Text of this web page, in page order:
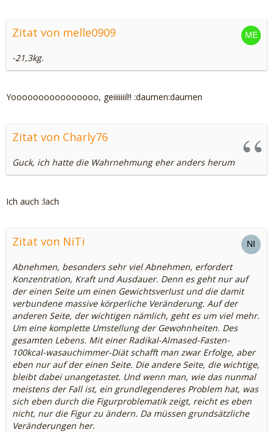
Zitat von melle0909
-21,3kg.
Yoooooooooooooooo, geiiiiiiil!! :daumen:daumen
Zitat von Charly76
Guck, ich hatte die Wahrnehmung eher anders herum
Ich auch :lach
Zitat von NiTi
Abnehmen, besonders sehr viel Abnehmen, erfordert
Konzentration, Kraft und Ausdauer. Denn es geht nur auf
der einen Seite um einen Gewichtsverlust und die damit
verbundene massive körperliche Veränderung. Auf der
anderen Seite, der wichtigen nämlich, geht es um viel mehr.
Um eine komplette Umstellung der Gewohnheiten. Des
gesamten Lebens. Mit einer Radikal-Almased-Fasten-
100kcal-wasauchimmer-Diät schafft man zwar Erfolge, aber
eben nur auf der einen Seite. Die andere Seite, die wichtige,
bleibt dabei unangetastet. Und wenn man, wie das nunmal
meistens der Fall ist, ein grundlegenderes Problem hat, was
sich eben durch die Figurproblematik zeigt, reicht es eben
nicht, nur die Figur zu ändern. Da müssen grundsätzliche
Veränderungen her.